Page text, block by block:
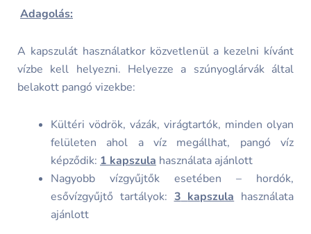
Adagolás:
A kapszulát használatkor közvetlenül a kezelni kívánt
vízbe kell helyezni. Helyezze a szúnyoglárvák által
belakott pangó vizekbe:
Kültéri vödrök, vázák, virágtartók, minden olyan
felületen ahol a víz megállhat, pangó víz
képződik: 1 kapszula használata ajánlott
Nagyobb vízgyűjtők esetében – hordók,
esővízgyűjtő tartályok: 3 kapszula használata
ajánlott